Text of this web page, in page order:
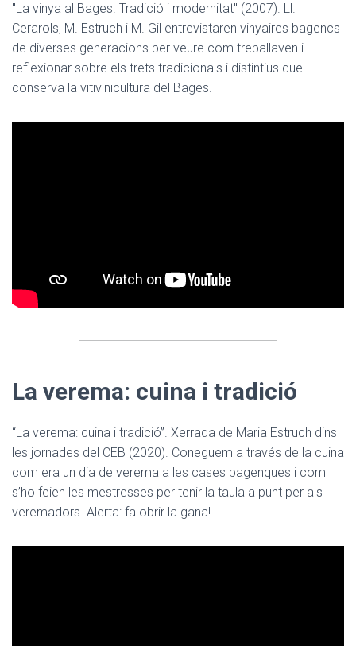
"La vinya al Bages. Tradició i modernitat" (2007). Ll.
Cerarols, M. Estruch i M. Gil entrevistaren vinyaires bagencs
de diverses generacions per veure com treballaven i
reflexionar sobre els trets tradicionals i distintius que
conserva la vitivinicultura del Bages.
La verema: cuina i tradició
“La verema: cuina i tradició”. Xerrada de Maria Estruch dins
les jornades del CEB (2020). Coneguem a través de la cuina
com era un dia de verema a les cases bagenques i com
s’ho feien les mestresses per tenir la taula a punt per als
veremadors. Alerta: fa obrir la gana!